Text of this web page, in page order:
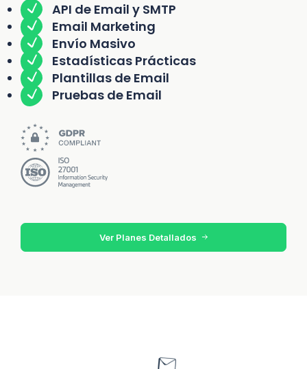
API de Email y SMTP
Email Marketing
Envío Masivo
Estadísticas Prácticas
Plantillas de Email
Pruebas de Email
Ver Planes Detallados